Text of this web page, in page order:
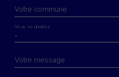
Votre commune
-
Vous souhaitez
Votre message